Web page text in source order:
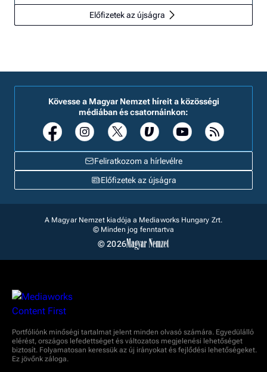
Előfizetek az újságra
Feliratkozom a hírlevélre
Kövesse a Magyar Nemzet híreit a közösségi
médiában és csatornáinkon:
Előfizetek az újságra
A Magyar Nemzet kiadója a Mediaworks Hungary Zrt.
© Minden jog fenntartva
© 2026
Portfóliónk minőségi tartalmat jelent minden olvasó számára. Egyedülálló
elérést, országos lefedettséget és változatos megjelenési lehetőséget
biztosít. Folyamatosan keressük az új irányokat és fejlődési lehetőségeket.
Ez jövőnk záloga.